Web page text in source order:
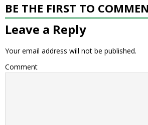
BE THE FIRST TO
Leave a Reply
Your email address will not be published.
Comment